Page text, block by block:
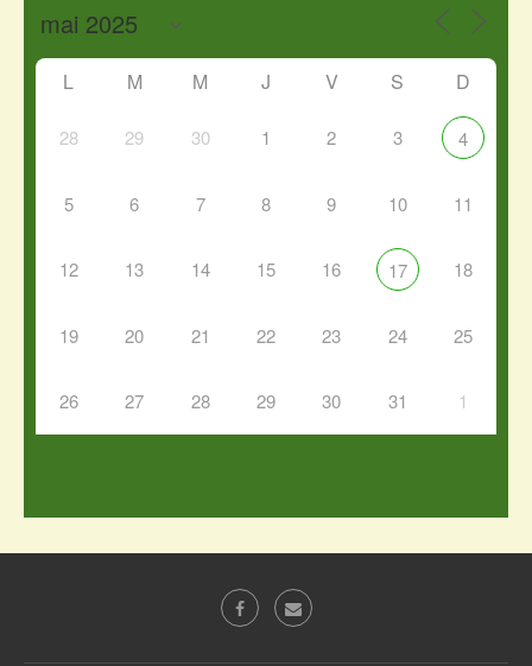
L M M J V S D
28 29 30 1 2 3 4
5 6 7 8 9 10 11
12 13 14 15 16 17 18
19 20 21 22 23 24 25
26 27 28 29 30 31 1